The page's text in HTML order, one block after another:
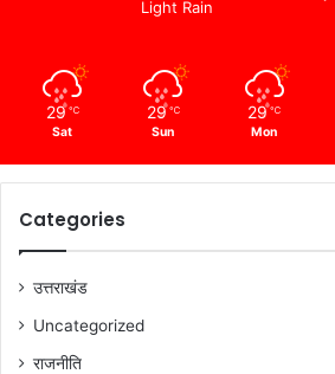
Light Rain
29 ℃
Sat
29 ℃
Sun
29 ℃
Mon
Categories
उत्तराखंड
Uncategorized
राजनीति